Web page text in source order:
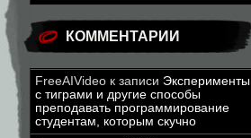
КОММЕНТАРИИ
FreeAIVideo к записи Эксперименты
с тиграми и другие способы
преподавать программирование
студентам, которым скучно